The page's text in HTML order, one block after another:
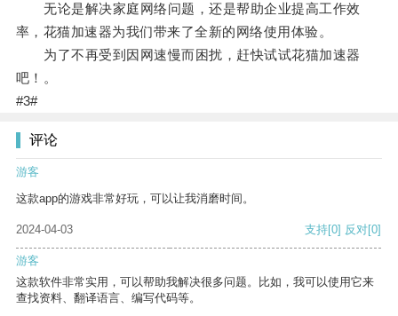
无论是解决家庭网络问题，还是帮助企业提高工作效
率，花猫加速器为我们带来了全新的网络使用体验。
为了不再受到因网速慢而困扰，赶快试试花猫加速器
吧！。
#3#
评论
游客
这款app的游戏非常好玩，可以让我消磨时间。
2024-04-03 支持[0] 反对[0]
游客
这款软件非常实用，可以帮助我解决很多问题。比如，我可以使用它来
查找资料、翻译语言、编写代码等。